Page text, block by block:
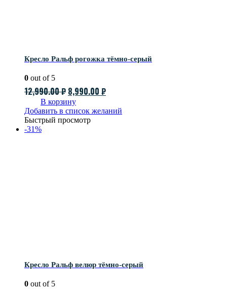
Кресло Ральф рогожка тёмно-серый
0 out of 5
12,990.00₽ Первоначальная
цена
составляла
12,990.00 ₽.
8,990.00 ₽Текущая
8,990.00 ₽.
В корзину
Добавить в список желаний
Быстрый просмотр
-31%
Кресло Ральф велюр тёмно-серый
0 out of 5